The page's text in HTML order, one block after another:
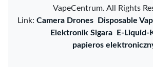
VapeCentrum. All Rights
Link: Camera Drones Disposable
Elektronik Sigara
E-Liquid-
papieros